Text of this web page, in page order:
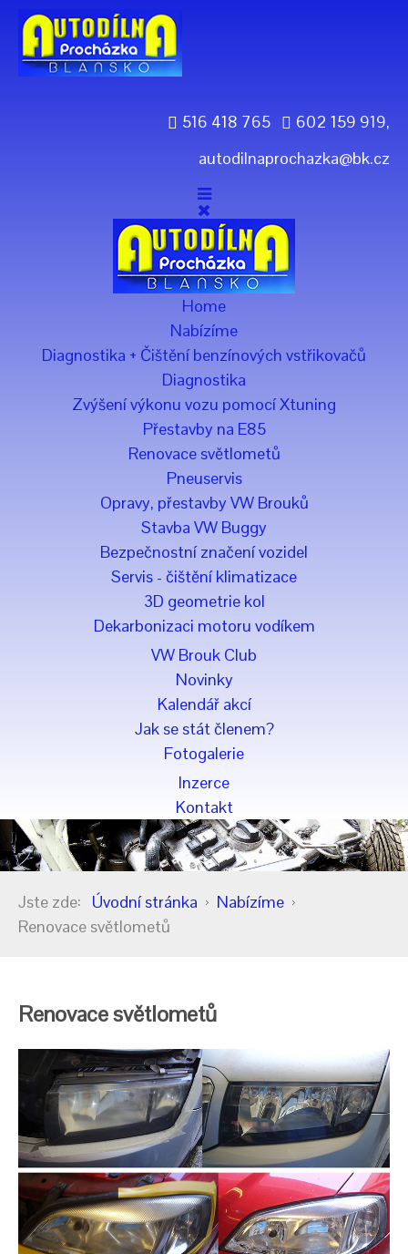
516 418 765
602 159 919,
autodilnaprochazka@bk.cz
Home
Nabízíme
Diagnostika + Čištění benzínových vstřikovačů
Diagnostika
Zvýšení výkonu vozu pomocí Xtuning
Přestavby na E85
Renovace světlometů
Pneuservis
Opravy, přestavby VW Brouků
Stavba VW Buggy
Bezpečnostní značení vozidel
Servis - čištění klimatizace
3D geometrie kol
Dekarbonizaci motoru vodíkem
VW Brouk Club
Novinky
Kalendář akcí
Jak se stát členem?
Fotogalerie
Inzerce
Kontakt
Jste zde: Úvodní stránka
Nabízíme
Renovace světlometů
Renovace světlometů
YearMonth
YearMonth